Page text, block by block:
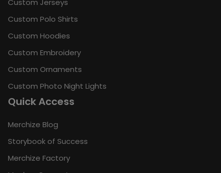
Custom Jerseys
Custom Polo Shirts
Custom Hoodies
Custom Embroidery
Custom Ornaments
Custom Photo Night Lights
Quick Access
Merchize Blog
Storybook of Success
Merchize Factory